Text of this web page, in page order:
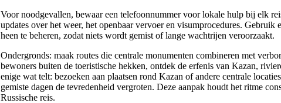
Voor noodgevallen, bewaar een telefoonnummer voor lokale hulp bij elk
updates over het weer, het openbaar vervoer en visumprocedures. Gebruik
heen te beheren, zodat niets wordt gemist of lange wachtrijen veroorzaakt.
Ondergronds: maak routes die centrale monumenten combineren met
bewoners buiten de toeristische hekken, ontdek de erfenis van Kazan,
enige wat telt: bezoeken aan plaatsen rond Kazan of andere centrale
gemiste dagen de tevredenheid vergroten. Deze aanpak houdt het ritme
Russische reis.